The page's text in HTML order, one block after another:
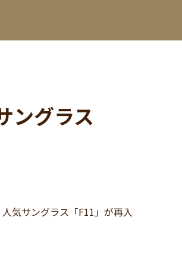
ングラス
気サングラス「F11」が再入